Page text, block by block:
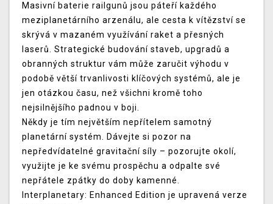
Masivní baterie railgunů jsou páteří každého
meziplanetárního arzenálu, ale cesta k vítězství se
skrývá v mazaném využívání raket a přesných
laserů. Strategické budování staveb, upgradů a
obranných struktur vám může zaručit výhodu v
podobě větší trvanlivosti klíčových systémů, ale je
jen otázkou času, než všichni kromě toho
nejsilnějšího padnou v boji.
Někdy je tím největším nepřítelem samotný
planetární systém. Dávejte si pozor na
nepředvídatelné gravitační síly – pozorujte okolí,
využijte je ke svému prospěchu a odpalte své
nepřátele zpátky do doby kamenné.
Interplanetary: Enhanced Edition je upravená verze